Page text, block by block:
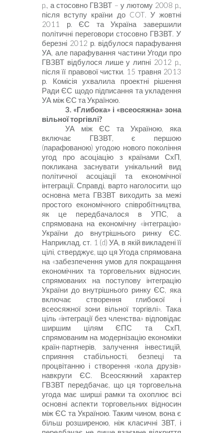
p.,а стосовно ГВЗВТ – у лютому 2008 p.,
після вступу країни до COT. У жовтні
2011 р. ЄС та Україна завершили
політичні переговори стосовно ГВЗВТ. У
березні 2012 р. відбулося парафування
УА, але парафування частини Угоди про
ГВЗВТ відбулося лише у липні 2012 p.,
після її правової чистки. 15 травня 2013
р. Комісія ухвалила проектні рішення
Ради ЄС щодо підписання та укладення
УА між ЄС та Україною.
3. «Глибока» і «всеосяжна» зона
вільної торгівлі?
УА між ЄС та Україною, яка
включає ГВЗВТ, є першою
(парафованою) угодою нового покоління
угод про асоціацію з країнами СхП,
покликана заснувати унікальний вид
політичної асоціації та економічної
інтеграції. Справді, варто наголосити, що
основна мета ГВЗВТ виходить за межі
простого економічного співробітництва,
як це передбачалося в УПС, а
спрямована на економічну «інтеграцію»
України до внутрішнього ринку ЄС.
Наприклад, ст. 1 (d) УА, в якій викладені її
цілі, стверджує, що ця Угода спрямована
на «забезпечення умов для покращання
економічних та торговельних відносин,
спрямованих на поступову інтеграцію
України до внутрішнього ринку ЄС, яка
включає створення глибокої і
всеосяжної зони вільної торгівлі». Така
ціль «інтеграції без членства» відповідає
ширшим цілям ЄПС та СхП,
спрямованим на модернізацію економіки
країн-партнерів, залучення інвестицій,
сприяння стабільності, безпеці та
процвітанню і створення «кола друзів»
навкруги ЄС. Всеосяжний характер
ГВЗВТ передбачає, що ця торговельна
угода має ширші рамки та охоплює всі
основні аспекти торговельних відносин
між ЄС та Україною. Таким чином, вона є
більш розширеною, ніж класичні ЗВТ, і